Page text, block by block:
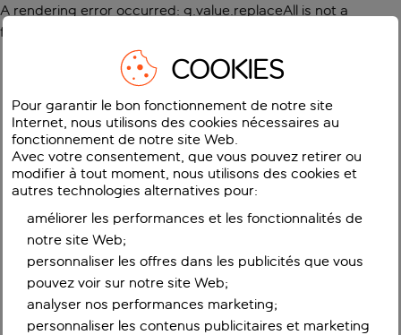
A rendering error occurred: g.value.replaceAll is not a
function
COOKIES
Pour garantir le bon fonctionnement de notre site
Internet, nous utilisons des cookies nécessaires au
fonctionnement de notre site Web.
Avec votre consentement, que vous pouvez retirer ou
modifier à tout moment, nous utilisons des cookies et
autres technologies alternatives pour:
améliorer les performances et les fonctionnalités de
notre site Web;
personnaliser les offres dans les publicités que vous
pouvez voir sur notre site Web;
analyser nos performances marketing;
personnaliser les contenus publicitaires et marketing